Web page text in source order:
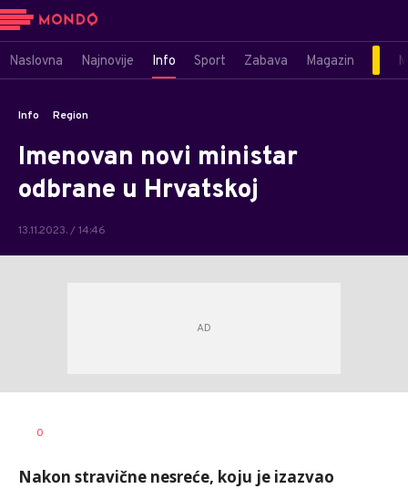
Naslovna Najnovije Info Sport Zabava Magazin
Info Region
Imenovan novi ministar
odbrane u Hrvatskoj
13.11.2023. / 14:46
AUTOR
0
Nakon stravične nesreće, koju je izazvao